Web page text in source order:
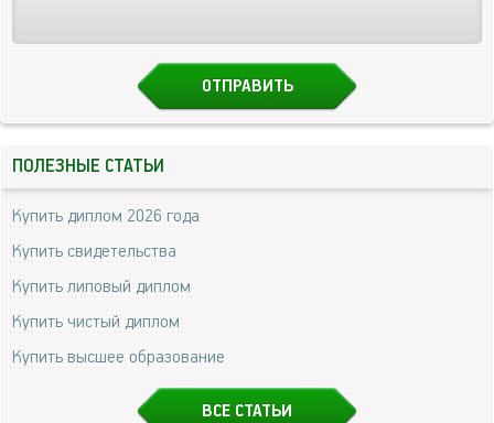
ПОЛЕЗНЫЕ СТАТЬИ
Купить диплом 2026 года
Купить свидетельства
Купить липовый диплом
Купить чистый диплом
Купить высшее образование
ВСЕ СТАТЬИ